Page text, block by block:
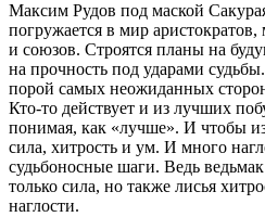
Максим Рудов под маской
погружается в мир
и союзов. Строятся планы на
на прочность под ударами
порой самых неожиданных
Кто-то действует и из лучших
понимая, как «лучше». И чтобы
сила, хитрость и ум. И много
судьбоносные шаги. Ведь
только сила, но также лисья
наглости.